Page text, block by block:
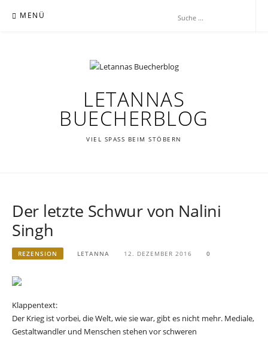
Inhalt MENÜ
LETANNAS
BUECHERBLOG
VIEL SPASS BEIM STÖBERN
Der letzte Schwur von Nalini
Singh
REZENSION LETANNA 12. DEZEMBER 2016 0
Klappentext:
Der Krieg ist vorbei, die Welt, wie sie war, gibt es nicht mehr. Mediale,
Gestaltwandler und Menschen stehen vor schweren